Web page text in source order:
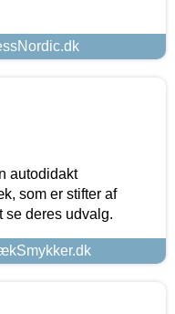
autodidakt
som er stifter af
se deres udvalg.